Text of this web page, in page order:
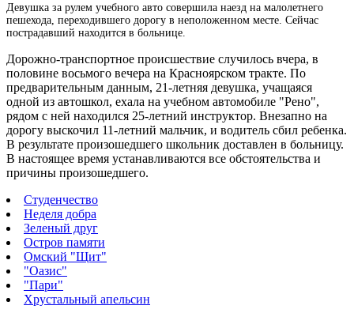
Девушка за рулем учебного авто совершила наезд на малолетнего
пешехода, переходившего дорогу в неположенном месте. Сейчас
пострадавший находится в больнице.
Дорожно-транспортное происшествие случилось вчера, в
половине восьмого вечера на Красноярском тракте. По
предварительным данным, 21-летняя девушка, учащаяся
одной из автошкол, ехала на учебном автомобиле "Рено",
рядом с ней находился 25-летний инструктор. Внезапно на
дорогу выскочил 11-летний мальчик, и водитель сбил ребенка.
В результате произошедшего школьник доставлен в больницу.
В настоящее время устанавливаются все обстоятельства и
причины произошедшего.
Студенчество
Неделя добра
Зеленый друг
Остров памяти
Омский "Щит"
"Оазис"
"Пари"
Хрустальный апельсин